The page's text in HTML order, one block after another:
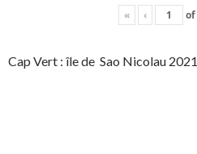
« ‹ of
Cap Vert : île de Sao Nicolau 2021